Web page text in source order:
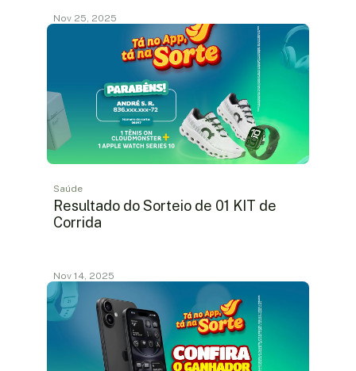
Nov 25, 2025
Saúde
Resultado do Sorteio de 01 KIT de
Corrida
Nov 14, 2025